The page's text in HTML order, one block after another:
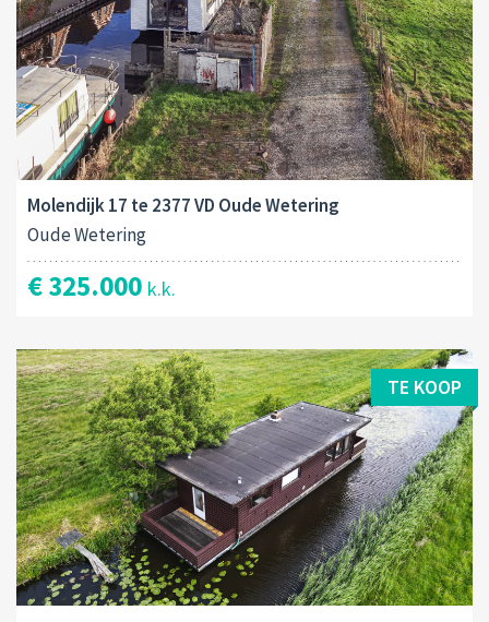
Molendijk 17 te 2377 VD Oude Wetering
Oude Wetering
€ 325.000 k.k.
TE KOOP